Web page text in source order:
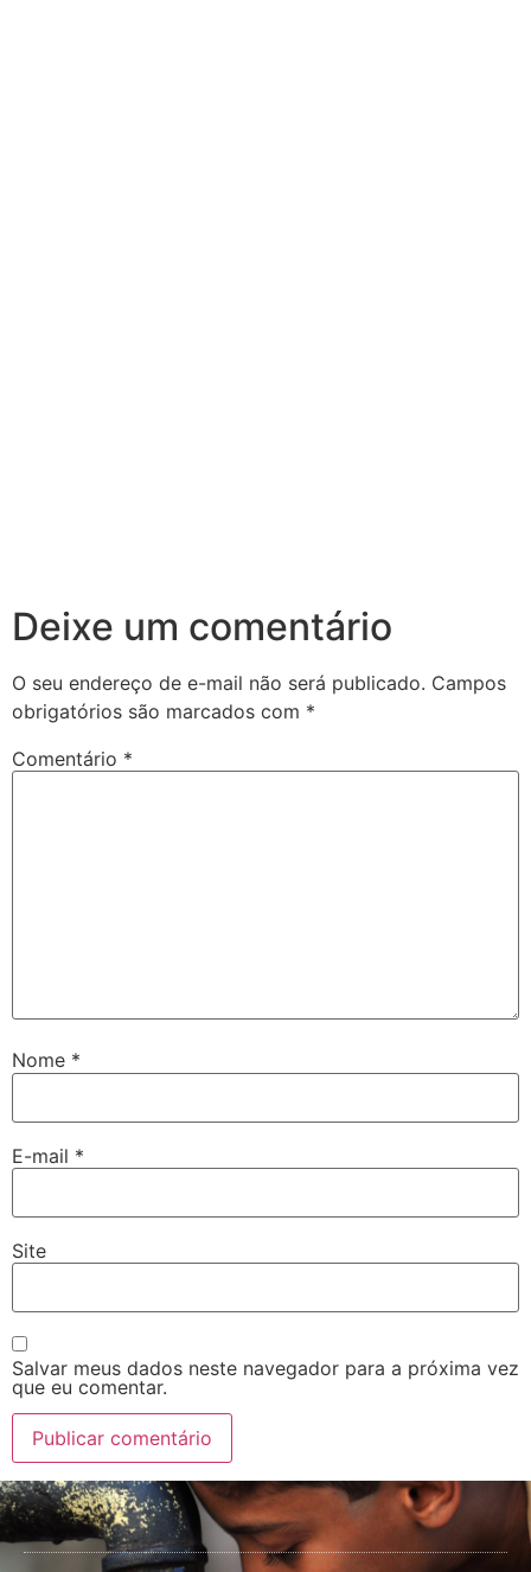
Deixe um comentário
O seu endereço de e-mail não será publicado. Campos
obrigatórios são marcados com *
Comentário *
Nome *
E-mail *
Site
Salvar meus dados neste navegador para a próxima vez
que eu comentar.